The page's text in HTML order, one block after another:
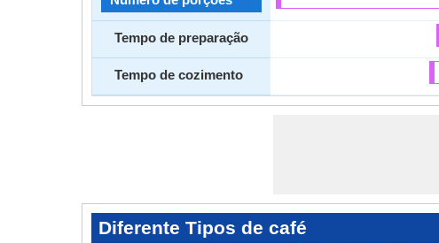
Tempo de preparação
Tempo de cozimento
Diferente Tipos de café